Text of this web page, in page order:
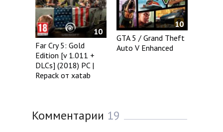
10
Far Cry 5: Gold
Edition [v 1.011 +
DLCs] (2018) PC |
Repack от xatab
10
GTA 5 / Grand Theft
Auto V Enhanced
Комментарии 19